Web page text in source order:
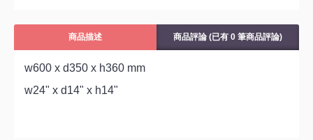
商品描述 商品評論 (已有 0 筆商品評論)
w600 x d350 x h360 mm
w24" x d14" x h14"